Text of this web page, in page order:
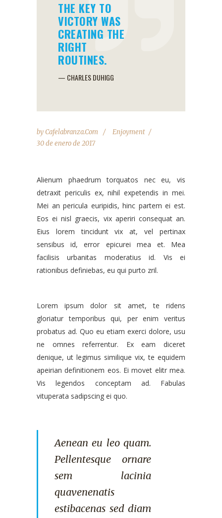
THE KEY TO
VICTORY WAS
CREATING THE
RIGHT
ROUTINES.
— CHARLES DUHIGG
byCafelabranza.com
Enjoyment
30 de enero de 2017
Alienum phaedrum torquatos nec eu, vis
detraxit periculis ex, nihil expetendis in mei.
Mei an pericula euripidis, hinc partem ei est.
Eos ei nisl graecis, vix aperiri consequat an.
Eius lorem tincidunt vix at, vel pertinax
sensibus id, error epicurei mea et. Mea
facilisis urbanitas moderatius id. Vis ei
rationibus definiebas, eu qui purto zril.
Lorem ipsum dolor sit amet, te ridens
gloriatur temporibus qui, per enim veritus
probatus ad. Quo eu etiam exerci dolore, usu
ne omnes referrentur. Ex eam diceret
denique, ut legimus similique vix, te equidem
apeirian definitionem eos. Ei movet elitr mea.
Vis legendos conceptam ad. Fabulas
vituperata sadipscing ei quo.
Aenean eu leo quam.
Pellentesque ornare
sem lacinia
quavenenatis
estibacenas sed diam